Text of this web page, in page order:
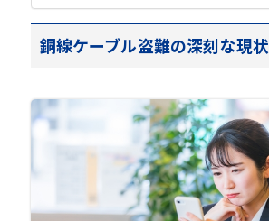
銅線ケーブル盗難の深刻な現状